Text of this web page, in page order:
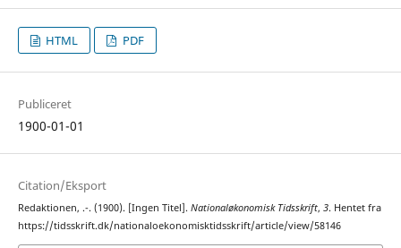
HTML PDF
Publiceret
1900-01-01
Citation/Eksport
Redaktionen, .-. (1900). [Ingen Titel]. Nationaløkonomisk Tidsskrift, 3. Hentet fra
https://tidsskrift.dk/nationaloekonomisktidsskrift/article/view/58146